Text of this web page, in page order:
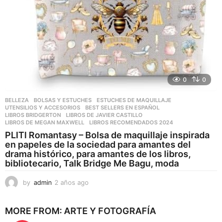
0 0
BELLEZA ,BOLSAS Y ESTUCHES ,ESTUCHES DE MAQUILLAJE
UTENSILIOS Y ACCESORIOS
BEST SELLERS EN ESPAÑOL
LIBROS BRIDGERTON
,LIBROS DE JAVIER CASTILLO
LIBROS DE MEGAN MAXWELL
,LIBROS RECOMENDADOS 2024
PLITI Romantasy – Bolsa de maquillaje inspirada
en papeles de la sociedad para amantes del
drama histórico, para amantes de los libros,
bibliotecario, Talk Bridge Me Bagu, moda
by admin 2 años ago
o
MORE FROM: ARTE Y FOTOGRAFÍA